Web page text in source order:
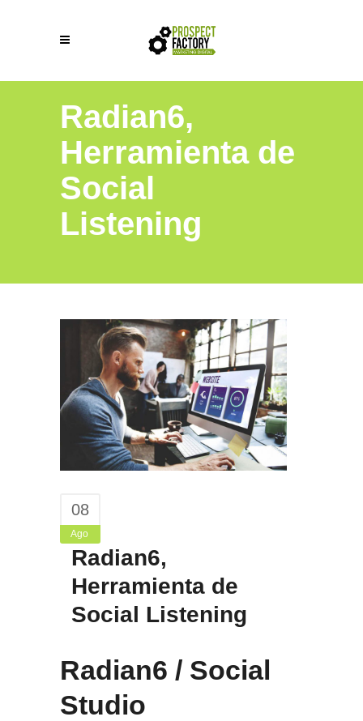
Radian6,
Herramienta de
Social
Listening
08
Ago
Radian6,
Herramienta de
Social Listening
Radian6 / Social
Studio